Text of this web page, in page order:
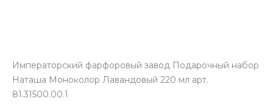
Императорский фарфоровый завод Подарочный набор
Наташа Моноколор Лавандовый 220 мл арт.
81.31500.00.1